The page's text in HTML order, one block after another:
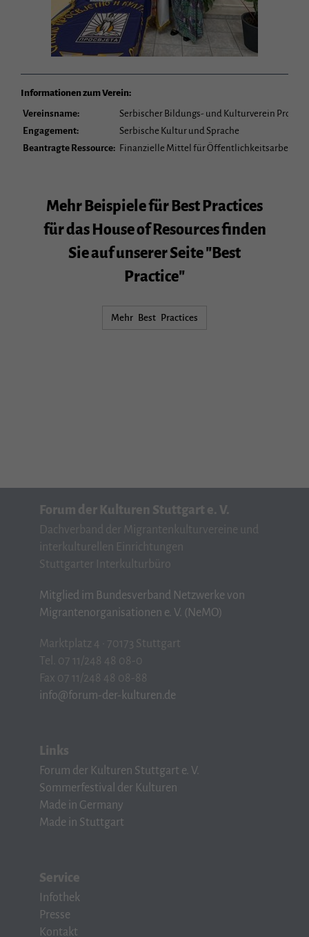
Informationen zum Verein:
Vereinsname:
Serbischer Bildungs- und Kulturverein
Engagement:
Serbische Kultur und Sprache
Beantragte Ressource: Finanzielle Mittel für Öffentlichkeitsarbeit,
Mehr Beispiele für Best Practices
für das House of Resources finden
Sie auf unserer Seite "Best
Practice"
Mehr Best Practices
Forum der Kulturen Stuttgart e. V.
Dachverband der Migrantenkulturvereine und
interkulturellen Einrichtungen
Stuttgarter Interkulturbüro
Mitglied im Bundesverband Netzwerke von
Migrantenorganisationen e. V. (NeMO)
Marktplatz 4 · 70173 Stuttgart
Tel. 07 11/248 48 08-0
Fax 07 11/248 48 08-88
info@forum-der-kulturen.de
Links
Forum der Kulturen Stuttgart e. V.
Sommerfestival der Kulturen
Made in Germany
Made in Stuttgart
Service
Infothek
Presse
Kontakt